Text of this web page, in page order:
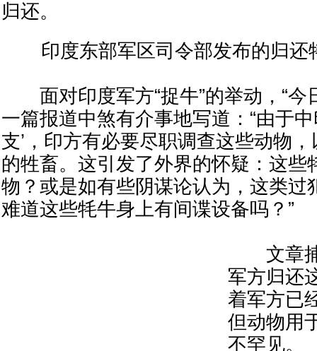
归还。
印度东部军区司令部发布的归还
面对印度军方“捉牛”的举动，“今
一篇报道中煞有介事地写道：“由于
支’，印方有必要尽职调查这些动物
的牲畜。这引发了外界的怀疑：这些
物？或是如有些阴谋论认为，这类过
难道这些牦牛身上有间谍设备吗？”
文章捕
军方归还
着军方已
但动物用
不罕见。